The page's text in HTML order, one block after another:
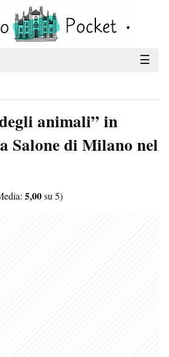
☰
animali” in
Salone di Milano nel
5,00su 5)